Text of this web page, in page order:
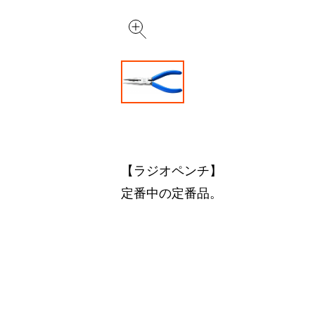
【ラジオペンチ】
定番中の定番品。